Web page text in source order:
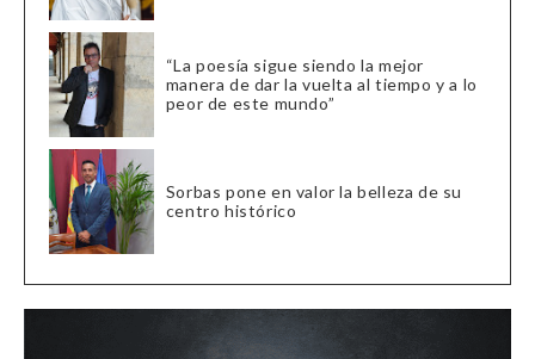
“La poesía sigue siendo la mejor
manera de dar la vuelta al tiempo y a lo
peor de este mundo”
Sorbas pone en valor la belleza de su
centro histórico